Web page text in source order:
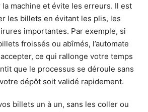
la machine et évite les erreurs. Il est
les billets en évitant les plis, les
importantes. Par exemple, si
froissés ou abîmés, l’automate
ce qui rallonge votre temps
que le processus se déroule sans
dépôt soit validé rapidement.
billets un à un, sans les coller ou